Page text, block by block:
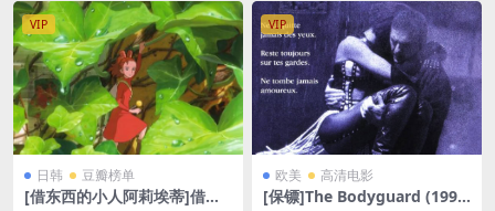
GB][内封中英字幕]
B][中文字幕]
VIP
日韩 豆瓣榜单
[借东西的小人阿莉埃蒂]借り
VIP
欧美 高清电影
[保镖]The Bodyguard (199